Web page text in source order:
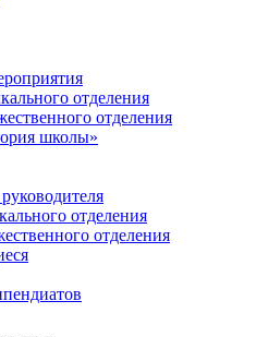
отделения
отделения
школы»
отделения
отделения